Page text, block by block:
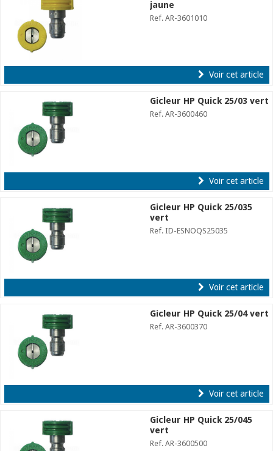
jaune
Ref. AR-3601010
Voir cet article
Gicleur HP Quick 25/03 vert
Ref. AR-3600460
Voir cet article
Gicleur HP Quick 25/035
vert
Ref. ID-ESNOQS25035
Voir cet article
Gicleur HP Quick 25/04 vert
Ref. AR-3600370
Voir cet article
Gicleur HP Quick 25/045
vert
Ref. AR-3600500